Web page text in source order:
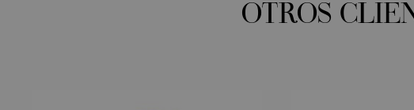
OTROS